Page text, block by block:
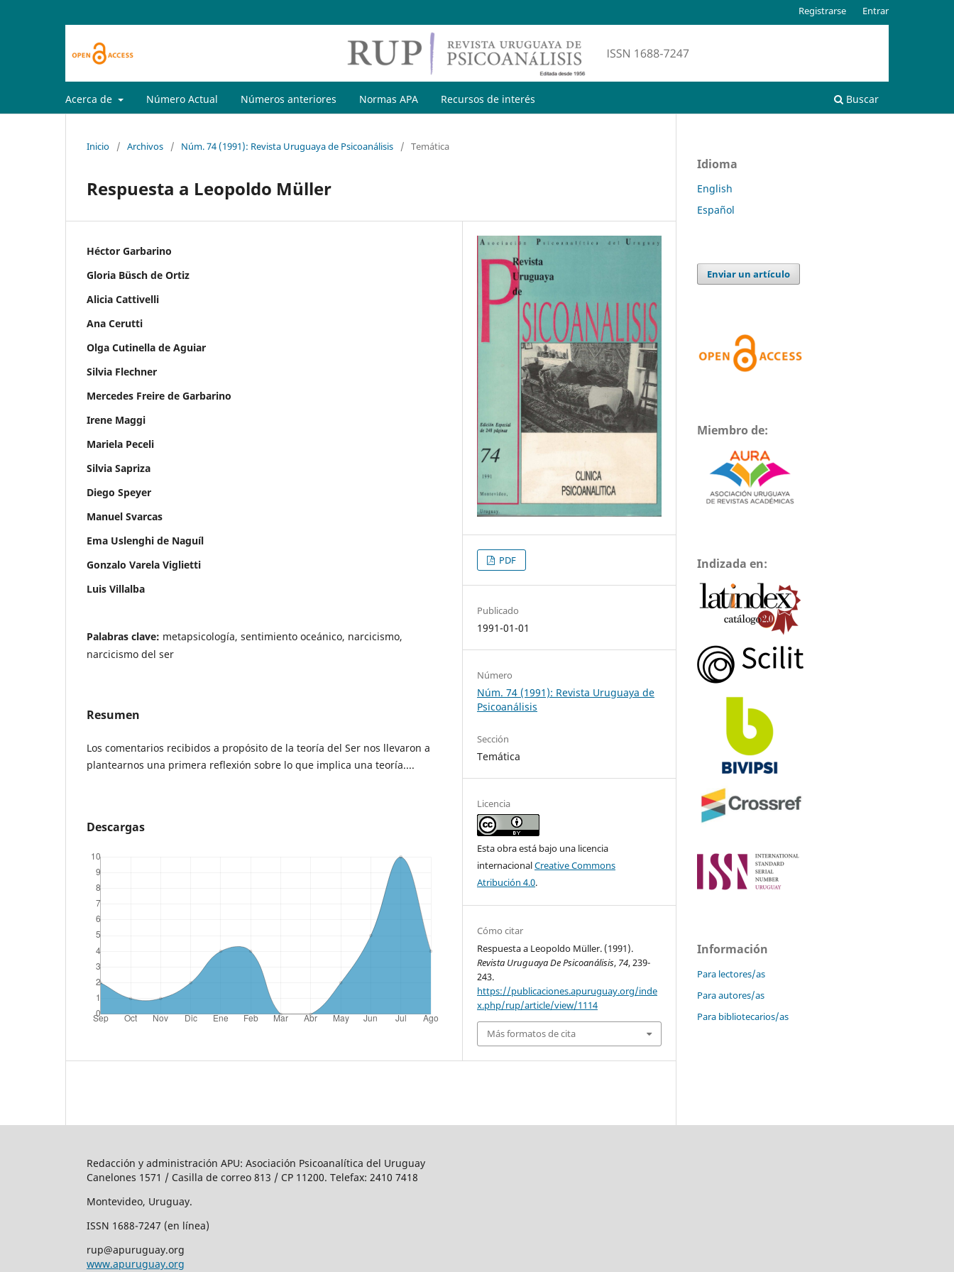
Acerca de Número Actual Números anteriores Normas APA Recursos de interés Buscar
Registrarse Entrar
Inicio / Archivos / Núm. 74 (1991): Revista Uruguaya de Psicoanálisis / Temática
Respuesta a Leopoldo Müller
Héctor Garbarino
Gloria Büsch de Ortiz
Alicia Cattivelli
Ana Cerutti
Olga Cutinella de Aguiar
Silvia Flechner
Mercedes Freire de Garbarino
Irene Maggi
Mariela Peceli
Silvia Sapriza
Diego Speyer
Manuel Svarcas
Ema Uslenghi de Naguíl
Gonzalo Varela Viglietti
Luis Villalba
Palabras clave: metapsicología, sentimiento oceánico, narcicismo,
narcicismo del ser
Resumen
Los comentarios recibidos a propósito de la teoría del Ser nos llevaron a
plantearnos una primera reflexión sobre lo que implica una teoría....
Descargas
PDF
Publicado
1991-01-01
Número
Núm. 74 (1991): Revista Uruguaya de
Psicoanálisis
Sección
Temática
Licencia
Esta obra está bajo una licencia
internacionalCreative Commons
Atribución 4.0.
Cómo citar
Respuesta a Leopoldo Müller. (1991).
Revista Uruguaya De Psicoanálisis, 74, 239-
243.
https://publicaciones.apuruguay.org/inde
x.php/rup/article/view/1114
Más formatos de cita
Idioma
English
Español
Enviar un artículo
Miembro de:
Indizada en:
Información
Para lectores/as
Para autores/as
Para bibliotecarios/as
Redacción y administración APU: Asociación Psicoanalítica del Uruguay
Canelones 1571 / Casilla de correo 813 / CP 11200. Telefax: 2410 7418
Montevideo, Uruguay.
ISSN 1688-7247 (en línea)
rup@apuruguay.org
www.apuruguay.org